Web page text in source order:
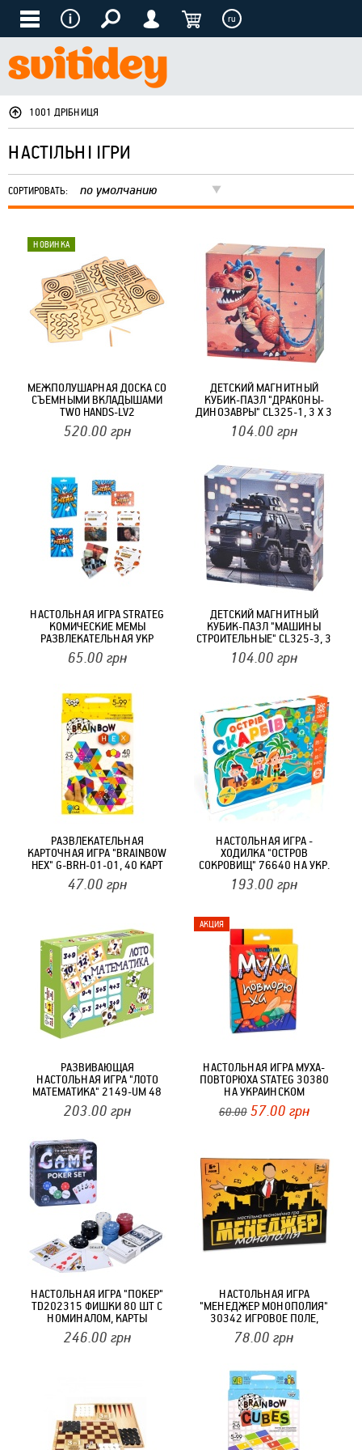
ru
1001 ДРІБНИЦЯ
НАСТІЛЬНІ ІГРИ
СОРТИРОВАТЬ: по умолчанию
МЕЖПОЛУШАРНАЯ ДОСКА СО
СЪЕМНЫМИ ВКЛАДЫШАМИ
TWO HANDS-LV2
520.00 грн
ДЕТСКИЙ МАГНИТНЫЙ
КУБИК-ПАЗЛ "ДРАКОНЫ-
ДИНОЗАВРЫ" CL325-1, 3 Х 3
104.00 грн
НАСТОЛЬНАЯ ИГРА STRATEG
КОМИЧЕСКИЕ МЕМЫ
РАЗВЛЕКАТЕЛЬНАЯ УКР
30317
65.00 грн
ДЕТСКИЙ МАГНИТНЫЙ
КУБИК-ПАЗЛ "МАШИНЫ
СТРОИТЕЛЬНЫЕ" CL325-3, 3
Х 3
104.00 грн
РАЗВЛЕКАТЕЛЬНАЯ
КАРТОЧНАЯ ИГРА "BRAINBOW
HEX" G-BRH-01-01, 40 КАРТ
47.00 грн
НАСТОЛЬНАЯ ИГРА -
ХОДИЛКА "ОСТРОВ
СОКРОВИЩ" 76640 НА УКР.
ЯЗЫКЕ
193.00 грн
РАЗВИВАЮЩАЯ
НАСТОЛЬНАЯ ИГРА "ЛОТО
МАТЕМАТИКА" 2149-UM 48
ФИШЕК
203.00 грн
НАСТОЛЬНАЯ ИГРА МУХА-
ПОВТОРЮХА STATEG 30380
НА УКРАИНСКОМ
60.0057.00 грн
НАСТОЛЬНАЯ ИГРА "ПОКЕР"
TD202315 ФИШКИ 80 ШТ С
НОМИНАЛОМ, КАРТЫ
246.00 грн
НАСТОЛЬНАЯ ИГРА
"МЕНЕДЖЕР МОНОПОЛИЯ"
30342 ИГРОВОЕ ПОЛЕ,
ФИШКИ, КУБИКИ
78.00 грн